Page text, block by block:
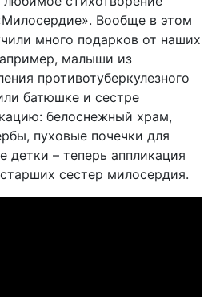
Вообще в этом
много подарков от наших
малыши из
противотуберкулезного
батюшке и сестре
белоснежный храм,
пуховые почечки для
детки – теперь аппликация
сестер милосердия.